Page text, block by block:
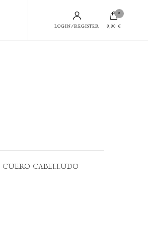
LOGIN/REGISTER
0
0,00 €
CABELLUDO